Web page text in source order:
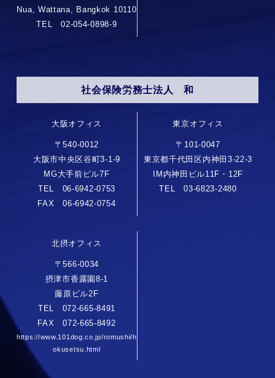
Nua, Wattana, Bangkok 10110
TEL 02-054-0898-9
社会保険労務士法人 和
大阪オフィス
〒540-0012
大阪市中央区谷町3-1-9
MG大手前ビル7F
TEL 06-6942-0753
FAX 06-6942-0754
東京オフィス
〒101-0047
東京都千代田区内神田3-22-3
IM内神田ビル11F・12F
TEL 03-6823-2480
北摂オフィス
〒566-0034
摂津市香露園8-1
藤原ビル2F
TEL 072-665-8491
FAX 072-665-8492
https://www.101dog.co.jp/romushi/h
okusetsu.html